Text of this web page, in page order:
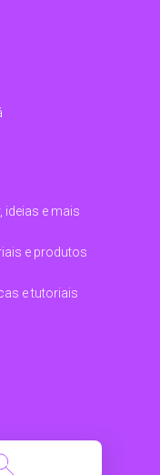
ideias e mais
e produtos
e tutoriais